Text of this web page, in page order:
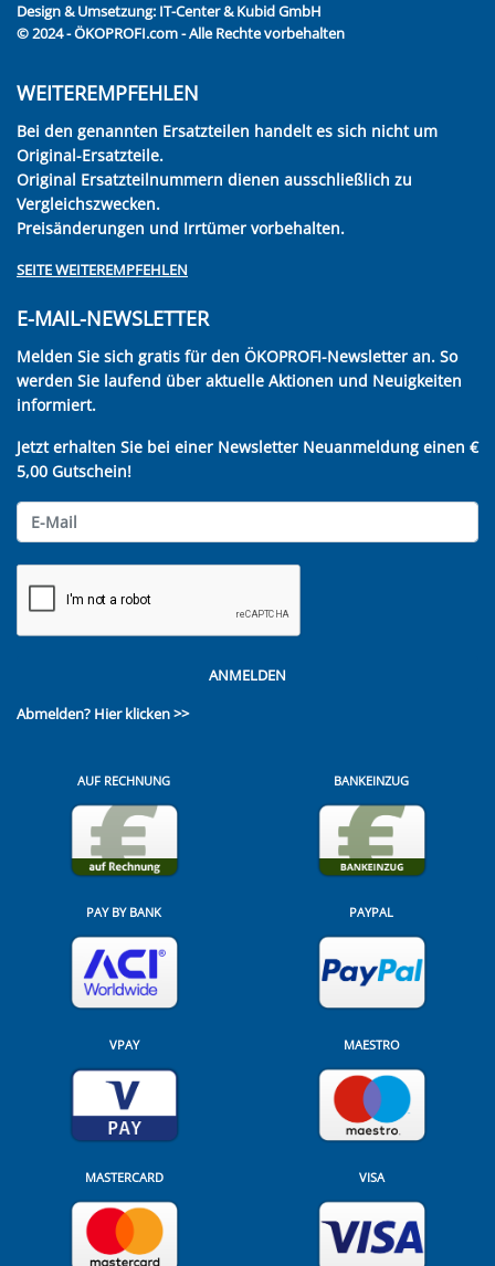
Design & Umsetzung: IT-Center & Kubid GmbH
© 2024 - ÖKOPROFI.com - Alle Rechte vorbehalten
WEITEREMPFEHLEN
Bei den genannten Ersatzteilen handelt es sich nicht um
Original-Ersatzteile.
Original Ersatzteilnummern dienen ausschließlich zu
Vergleichszwecken.
Preisänderungen und Irrtümer vorbehalten.
SEITE WEITEREMPFEHLEN
E-MAIL-NEWSLETTER
Melden Sie sich gratis für den ÖKOPROFI-Newsletter an. So
werden Sie laufend über aktuelle Aktionen und Neuigkeiten
informiert.
Jetzt erhalten Sie bei einer Newsletter Neuanmeldung einen €
5,00 Gutschein!
ANMELDEN
Abmelden? Hier klicken >>
AUF RECHNUNG BANKEINZUG
PAY BY BANK PAYPAL
VPAY MAESTRO
MASTERCARD VISA